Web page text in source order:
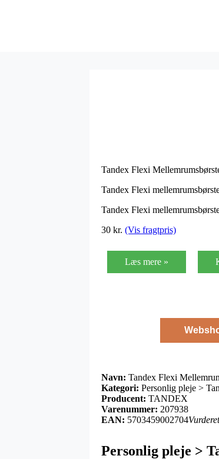
Tandex Flexi
Tandex Flexi
Tandex Flexi
30 kr. (Vis fragtpris)
Læs mere »
Navn: Tandex Flexi
Kategori: Personlig pleje >
Producent: TANDEX
Varenummer: 207938
EAN: 5703459002704
Personlig pleje >